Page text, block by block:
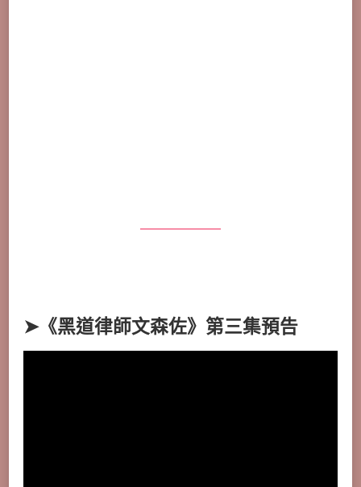
➤《黑道律師文森佐》第三集預告